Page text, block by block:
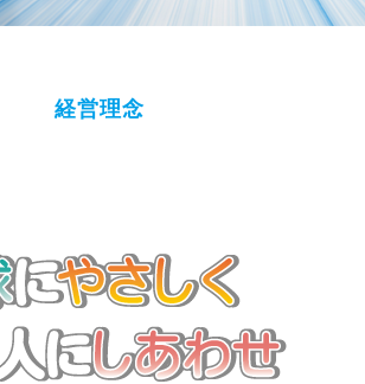
経営理念